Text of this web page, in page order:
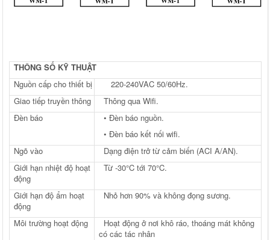
THÔNG SỐ KỸ THUẬT
Nguồn cấp cho thiết bị
220-240VAC 50/60Hz.
Giao tiếp truyền thông
Thông qua Wifi.
Đèn báo
• Đèn báo nguồn.
• Đèn báo kết nối wifi.
Ngõ vào
Dạng điện trở từ cảm biến (ACI A/AN).
Giới hạn nhiệt độ hoạt
động
Từ -30°C tới 70°C.
Giới hạn độ ẩm hoạt
động
Nhỏ hơn 90% và không đọng sương.
Môi trường hoạt động
Hoạt động ở nơi khô ráo, thoáng mát không
có các tác nhân